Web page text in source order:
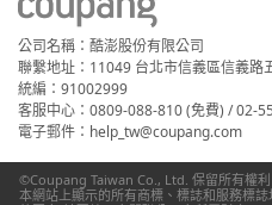
公司名稱：酷澎股份有限公司
聯繫地址：11049 台北市信義區信義路
統編：91002999
客服中心：0809-088-810 (免費) / 02-
電子郵件：help_tw@coupang.com
©Coupang Taiwan Co., Ltd. 保留所有權利
本網站上顯示的所有商標、標誌和服務標